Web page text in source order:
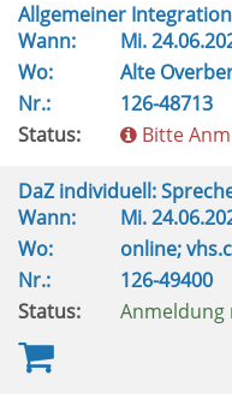
Allgemeiner
Wann:
Mi.
Wo:
Alte
Nr.:
126-48713
Status:
Bitte
DaZ individuell:
Wann:
Mi.
Wo:
online;
Nr.:
126-49400
Status:
Anmeldung